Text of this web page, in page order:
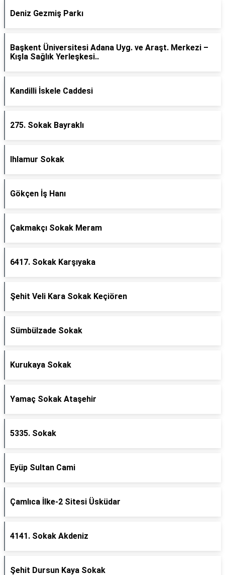
Deniz Gezmiş Parkı
Başkent Üniversitesi Adana Uyg. ve Araşt. Merkezi –
Kışla Sağlık Yerleşkesi..
Kandilli İskele Caddesi
275. Sokak Bayraklı
Ihlamur Sokak
Gökçen İş Hanı
Çakmakçı Sokak Meram
6417. Sokak Karşıyaka
Şehit Veli Kara Sokak Keçiören
Sümbülzade Sokak
Kurukaya Sokak
Yamaç Sokak Ataşehir
5335. Sokak
Eyüp Sultan Cami
Çamlıca İlke-2 Sitesi Üsküdar
4141. Sokak Akdeniz
Şehit Dursun Kaya Sokak